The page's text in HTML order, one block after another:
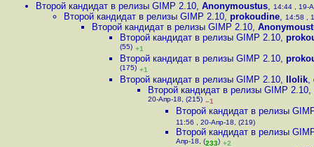
Второй кандидат в релизы GIMP 2.10, Anonymoustus, 14:44 , 19-
Второй кандидат в релизы GIMP 2.10, prokoudine, 14:58 ,
Второй кандидат в релизы GIMP 2.10,
Второй кандидат в релизы GIMP 2.10,
(55) +1
Второй кандидат в релизы GIMP 2.10,
(175) +1
Второй кандидат в релизы GIMP 2.10, llolik,
Второй кандидат в релизы GIMP 2.10,
20-Апр-18, (215) –1
Второй кандидат в релизы
11:56 , 20-Апр-18, (219)
Второй кандидат в релизы
Апр-18, (233) +2